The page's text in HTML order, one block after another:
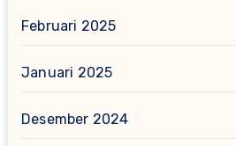
Februari 2025
Januari 2025
Desember 2024